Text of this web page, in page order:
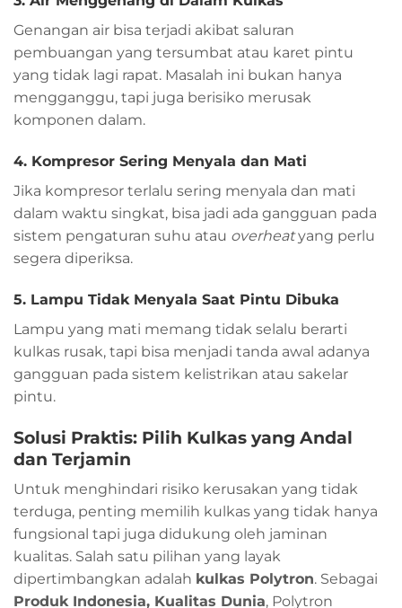
Genangan air bisa terjadi akibat saluran
pembuangan yang tersumbat atau karet pintu
yang tidak lagi rapat. Masalah ini bukan hanya
mengganggu, tapi juga berisiko merusak
komponen dalam.
4. Kompresor Sering Menyala dan Mati
Jika kompresor terlalu sering menyala dan mati
dalam waktu singkat, bisa jadi ada gangguan pada
sistem pengaturan suhu atau overheatyang perlu
segera diperiksa.
5. Lampu Tidak Menyala Saat Pintu Dibuka
Lampu yang mati memang tidak selalu berarti
kulkas rusak, tapi bisa menjadi tanda awal adanya
gangguan pada sistem kelistrikan atau sakelar
pintu.
Solusi Praktis: Pilih Kulkas yang Andal
dan Terjamin
Untuk menghindari risiko kerusakan yang tidak
terduga, penting memilih kulkas yang tidak hanya
fungsional tapi juga didukung oleh jaminan
kualitas. Salah satu pilihan yang layak
dipertimbangkan adalah kulkas Polytron. Sebagai
Produk Indonesia, Kualitas Dunia, Polytron